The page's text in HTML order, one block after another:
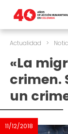
Actualidad >
«La
crimen.
un
11/12/2018